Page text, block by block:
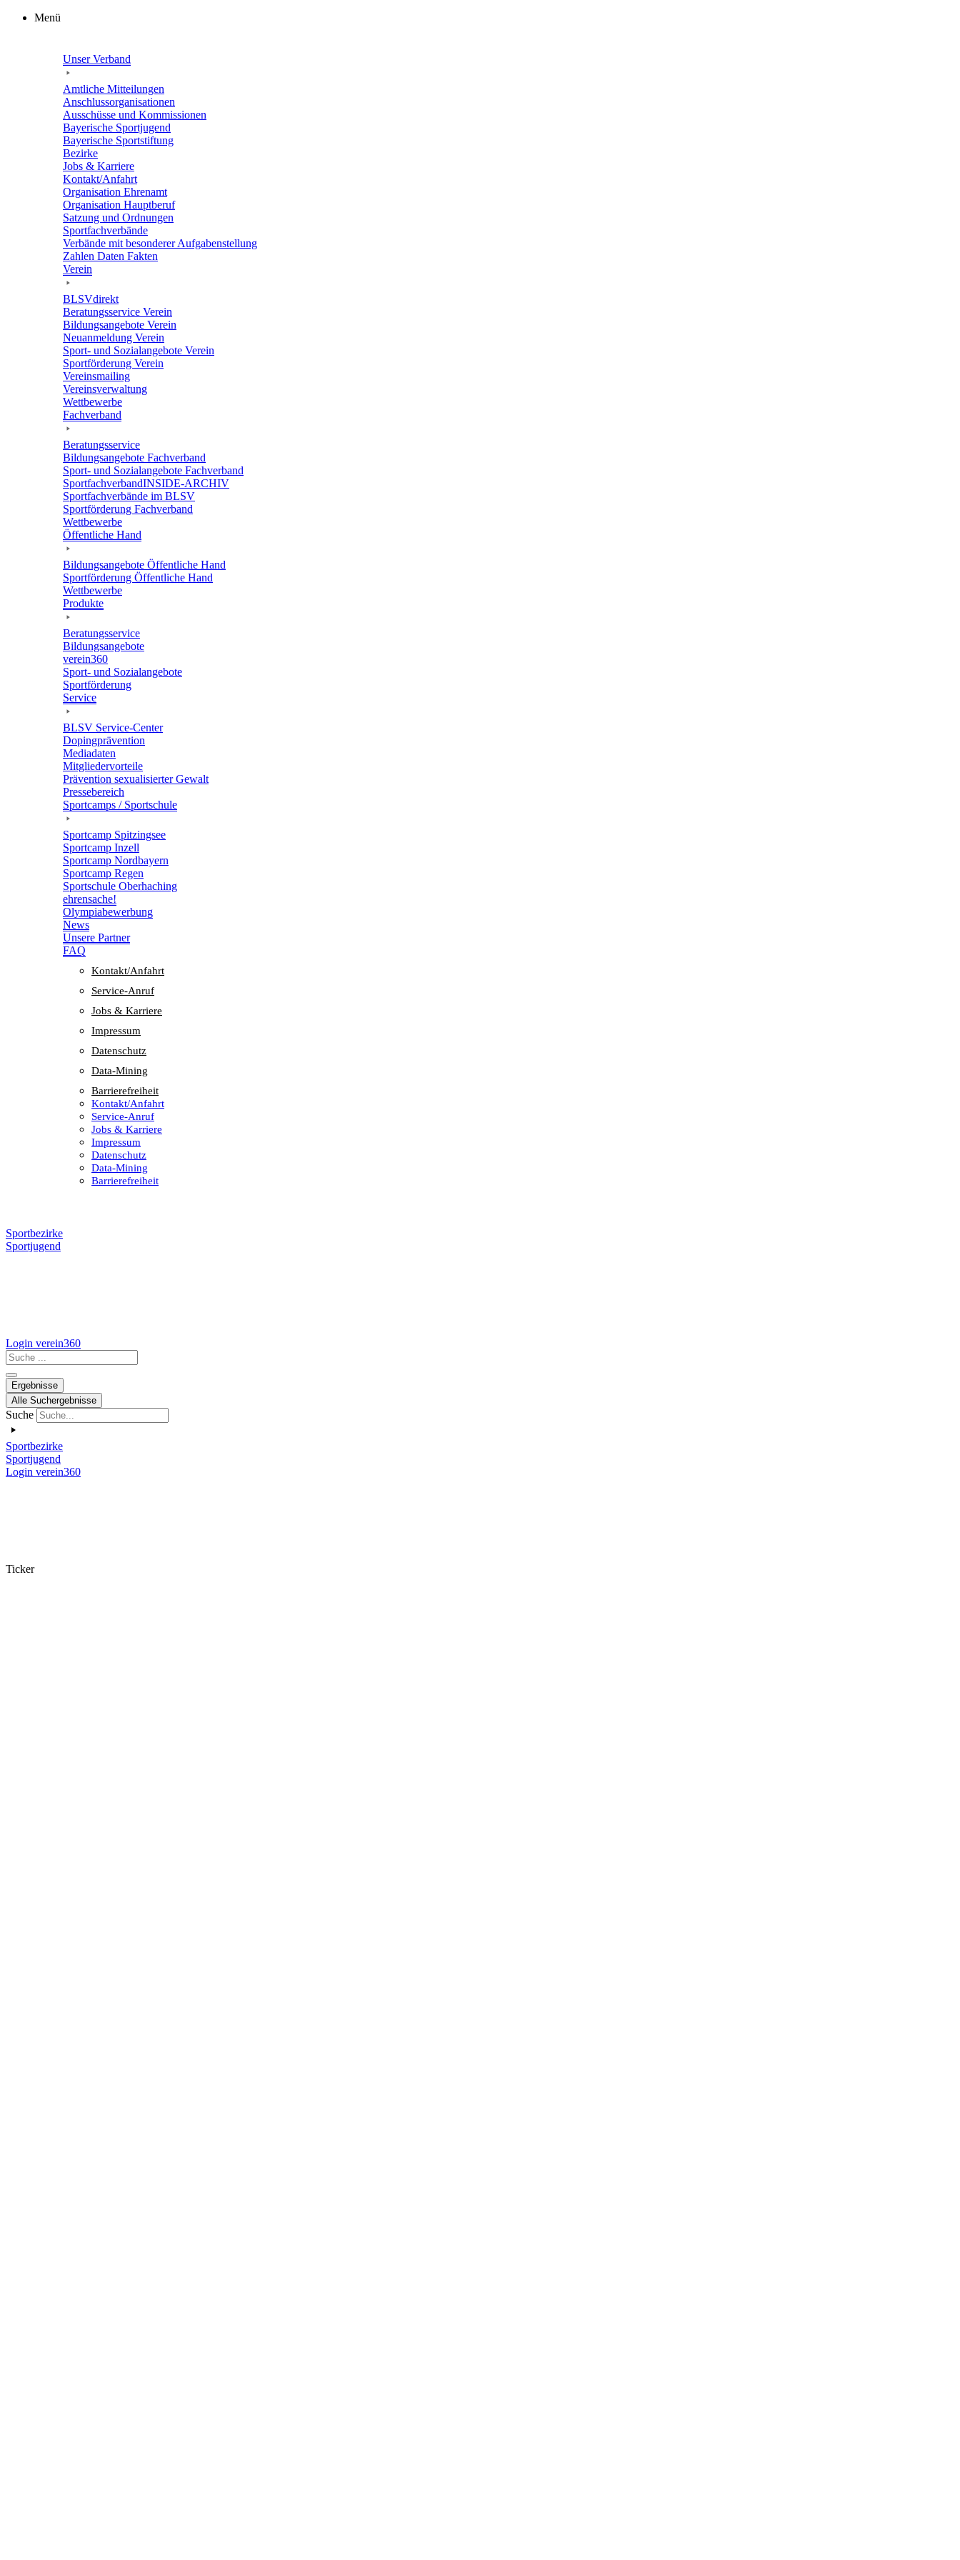
Zum
Menü
Unser Verband
Amtli­che Mitteilungen
Anschluss­or­ga­ni­sa­tio­nen
Ausschüsse und Kommissionen
Baye­ri­sche Sportjugend
Baye­ri­sche Sportstiftung
Bezirke
Jobs & Karriere
Kontakt/​​Anfahrt
Orga­ni­sa­tion Ehrenamt
Orga­ni­sa­tion Hauptberuf
Satzung und Ordnungen
Sport­fach­ver­bände
Verbände mit beson­de­rer Aufgabenstellung
Zahlen Daten Fakten
Verein
BLSVdi­rekt
Bera­tungs­ser­vice Verein
Bildungs­an­ge­bote Verein
Neuan­mel­dung Verein
Sport- und Sozi­al­an­ge­bote Verein
Sport­för­de­rung Verein
Vereins­mai­ling
Vereins­ver­wal­tung
Wett­be­werbe
Fach­ver­band
Bera­tungs­ser­vice
Bildungs­an­ge­bote Fachverband
Sport- und Sozi­al­an­ge­bote Fachverband
Sport­fach­ver­ban­d­IN­SIDE-ARCHIV
Sport­fach­ver­bände im BLSV
Sport­för­de­rung Fachverband
Wett­be­werbe
Öffent­li­che Hand
Bildungs­an­ge­bote Öffent­li­che Hand
Sport­för­de­rung Öffent­li­che Hand
Wett­be­werbe
Produkte
Bera­tungs­ser­vice
Bildungs­an­ge­bote
verein360
Sport- und Sozialangebote
Sport­för­de­rung
Service
BLSV Service-Center
Doping­prä­ven­tion
Media­da­ten
Mitglie­der­vor­teile
Präven­tion sexua­li­sier­ter Gewalt
Pres­se­be­reich
Sport­camps / Sportschule
Sport­camp Spitzingsee
Sport­camp Inzell
Sport­camp Nordbayern
Sport­camp Regen
Sport­schule Oberhaching
ehren­sa­che!
Olym­pia­be­wer­bung
News
Unsere Part­ner
FAQ
Kontakt/​​Anfahrt
Service-Anruf
Jobs & Karriere
Impres­sum
Daten­schutz
Data-Mining
Barrie­re­frei­heit
Kontakt/​​Anfahrt
Service-Anruf
Jobs & Karriere
Impres­sum
Daten­schutz
Data-Mining
Barrie­re­frei­heit
Sportbezirke
Sportjugend
Login verein360
Search
...
Ergebnisse
Alle Suchergebnisse
Suche
Sportbezirke
Sportjugend
Login verein360
Ticker